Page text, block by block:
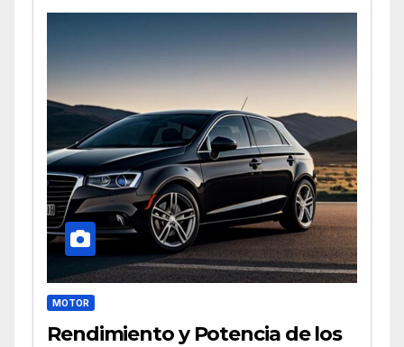
MOTOR
Rendimiento y Potencia de los